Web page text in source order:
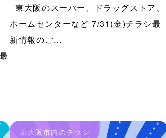
東大阪のスーパー、ドラッグストア、
ホームセンターなど 7/31(金)チラシ最
新情報のご...
東大阪市内のチラシ